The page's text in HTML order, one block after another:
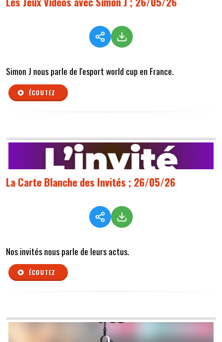
Simon J nous parle de l'esport world cup en France.
ÉCOUTEZ
La Carte Blanche des Invités ; 26/05/26
Nos invités nous parle de leurs actus.
ÉCOUTEZ